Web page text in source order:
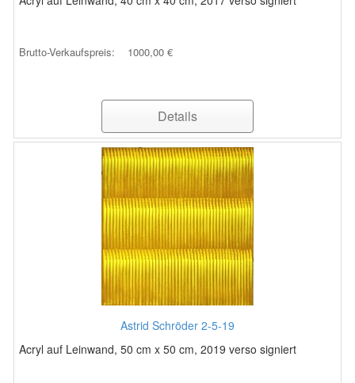
Brutto-Verkaufspreis: 1000,00 €
Details
Astrid Schröder 2-5-19
Acryl auf Leinwand, 50 cm x 50 cm, 2019 verso signiert